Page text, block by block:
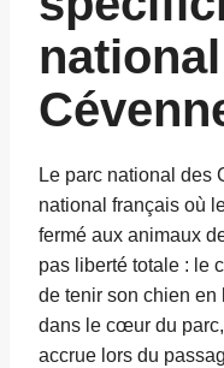
Le parc national des
national français où
fermé aux animaux
pas liberté totale : le
de tenir son chien en
dans le cœur du
accrue lors du